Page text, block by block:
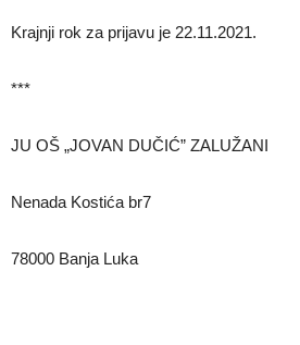
Krajnji rok za prijavu je 22.11.2021.
***
JU OŠ „JOVAN DUČIĆ” ZALUŽANI
Nenada Kostića br7
78000 Banja Luka